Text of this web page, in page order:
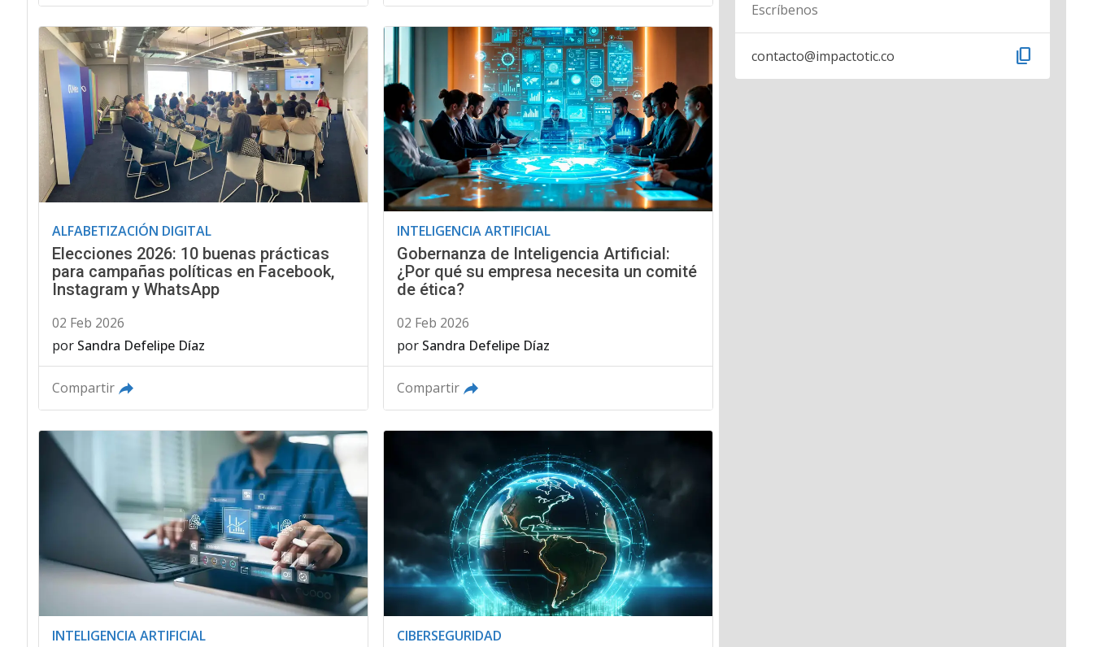
ALFABETIZACIÓN DIGITAL
Elecciones 2026: 10 buenas prácticas
para campañas políticas en Facebook,
Instagram y WhatsApp
02 Feb 2026
por Sandra Defelipe Díaz
Compartir
INTELIGENCIA ARTIFICIAL
Gobernanza de Inteligencia Artificial:
¿Por qué su empresa necesita un comité
de ética?
02 Feb 2026
por Sandra Defelipe Díaz
Compartir
INTELIGENCIA ARTIFICIAL CIBERSEGURIDAD
Escríbenos
contacto@impactotic.co content_copy